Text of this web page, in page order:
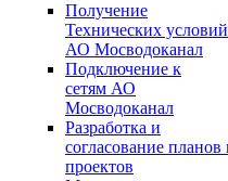
Получение
Технических условий
АО Мосводоканал
Подключение к
сетям АО
Мосводоканал
Разработка и
согласование планов
проектов